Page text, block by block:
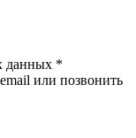
данных *
или позвонить